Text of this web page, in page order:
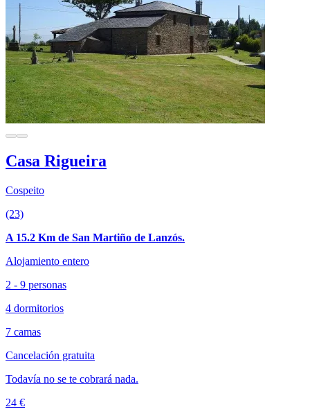
Casa Rigueira
Cospeito
(23)
A 15.2 Km de San Martiño de Lanzós.
Alojamiento entero
2 - 9 personas
4 dormitorios
7 camas
Cancelación gratuita
Todavía no se te cobrará nada.
24 €